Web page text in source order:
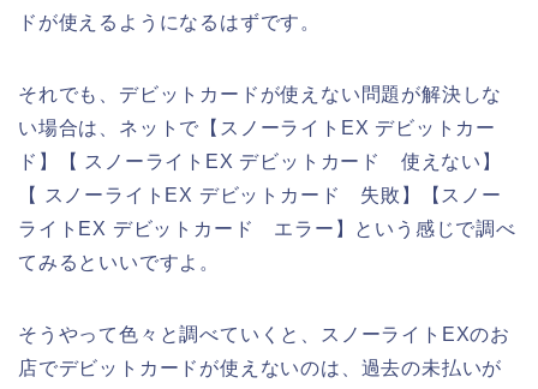
ドが使えるようになるはずです。
それでも、デビットカードが使えない問題が解決しな
い場合は、ネットで【スノーライトEX デビットカー
ド】【 スノーライトEX デビットカード 使えない】
【 スノーライトEX デビットカード 失敗】【スノー
ライトEX デビットカード エラー】という感じで調べ
てみるといいですよ。
そうやって色々と調べていくと、スノーライトEXのお
店でデビットカードが使えないのは、過去の未払いが